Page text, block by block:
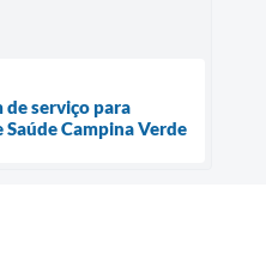
serviço para
Campina Verde